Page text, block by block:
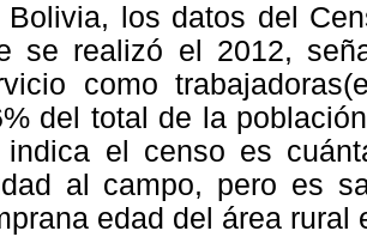
Bolivia, los datos del
se realizó el 2012,
como
del total de la
indica el censo es
al campo, pero es
edad del área rural